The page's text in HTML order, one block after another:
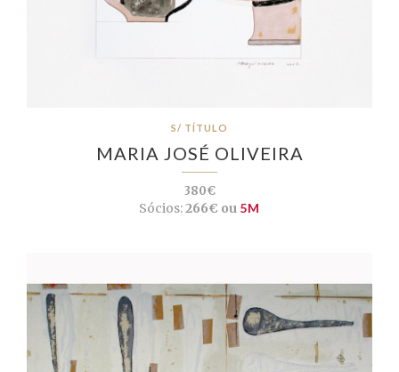
S/ TÍTULO
MARIA JOSÉ OLIVEIRA
380€
Sócios:266€ ou 5M